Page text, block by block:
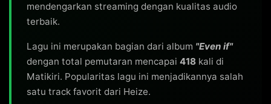
mendengarkan streaming dengan kualitas audio
terbaik.
Lagu ini merupakan bagian dari album "Even if"
dengan total pemutaran mencapai 418 kali di
Matikiri. Popularitas lagu ini menjadikannya salah
satu track favorit dari Heize.